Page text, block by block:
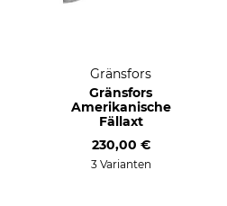
Gränsfors
Gränsfors
Amerikanische
Fällaxt
230,00 €
3 Varianten